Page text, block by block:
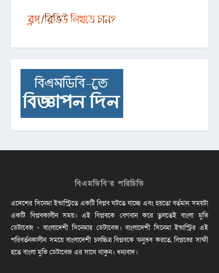
বিএমডিবি’র পরিচিতি
এদেশের সিনেমা ইন্ডাস্ট্রিতে একটি বিপ্লব ঘটতে যাচ্ছে এবং হয়তো বর্তমান সময়টা
একটি বিপ্লবকালীন সময়। এই বিপ্লবকে বেগবান করে তুলতেই বাংলা মুভি
ডেটাবেজ - বাংলাদেশী সিনেমার ডেটাবেজ। বাংলাদেশী সিনেমা ইন্ডাস্ট্রির এই
পরিবর্তনকালীন সময়ে বাংলাদেশী চলচ্চিত্র বিপ্লবকে অনুভব করতে, বিপ্লবের সাক্ষী
হতে বাংলা মুভি ডেটাবেজ এর সাথে থাকুন। ধন্যবাদ।